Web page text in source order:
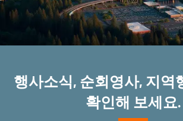
행사소식, 순회영사, 지역
확인해 보세요.